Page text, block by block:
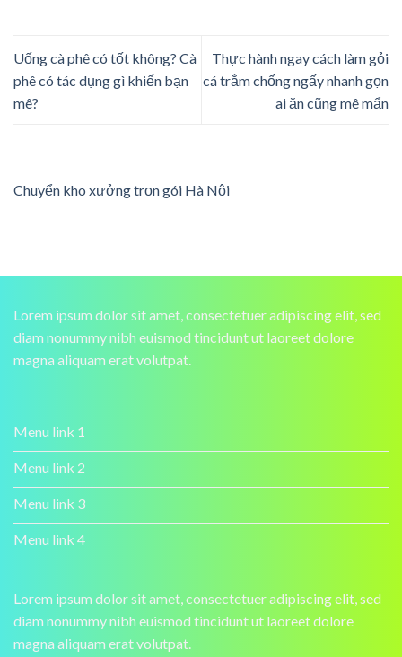
Uống cà phê có tốt không? Cà
phê có tác dụng gì khiến bạn
mê?
Thực hành ngay cách làm gỏi
cá trắm chống ngấy nhanh gọn
ai ăn cũng mê mẩn
Chuyển kho xưởng trọn gói Hà Nội
Lorem ipsum dolor sit amet, consectetuer adipiscing elit, sed
diam nonummy nibh euismod tincidunt ut laoreet dolore
magna aliquam erat volutpat.
Menu link 1
Menu link 2
Menu link 3
Menu link 4
Lorem ipsum dolor sit amet, consectetuer adipiscing elit, sed
diam nonummy nibh euismod tincidunt ut laoreet dolore
magna aliquam erat volutpat.